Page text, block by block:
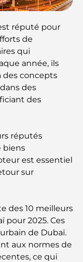
réputé pour
de
qui
année, ils
des concepts
des
des
réputés
biens
est essentiel
sur
des 10 meilleurs
pour 2025. Ces
de Dubaï.
aux normes de
ce qui